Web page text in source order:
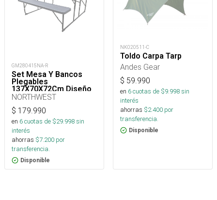
GM280415NA-R
Set Mesa Y Bancos
Plegables
137X70X72Cm Diseño
Madera
NORTHWEST
$ 179.990
en 6cuotas de $29.998sin
interés
ahorras $7.200 por
transferencia.
Disponible
NK020511-C
Toldo Carpa Tarp
Andes Gear
$ 59.990
en 6cuotas de $9.998sin
interés
ahorras $2.400 por
transferencia.
Disponible